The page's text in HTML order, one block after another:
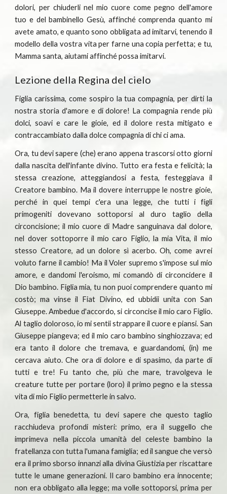
dolori, per chiuderli nel mio cuore come pegno dell'amore
tuo e del bambinello Gesù, affinché comprenda quanto mi
avete amato, e quanto sono obbligata ad imitarvi, tenendo il
modello della vostra vita per farne una copia perfetta; e tu,
Mamma santa, aiutami affinché possa imitarvi.
Lezione della Regina del cielo
Figlia carissima, come sospiro la tua compagnia, per dirti la
nostra storia d'amore e di dolore! La compagnia rende più
dolci, soavi e care le gioie, ed il dolore resta mitigato e
contraccambiato dalla dolce compagnia di chi ci ama.
Ora, tu devi sapere (che) erano appena trascorsi otto giorni
dalla nascita dell'infante divino. Tutto era festa e felicità; la
stessa creazione, atteggiandosi a festa, festeggiava il
Creatore bambino. Ma il dovere interruppe le nostre gioie,
perché in quei tempi c'era una legge, che tutti i figli
primogeniti dovevano sottoporsi al duro taglio della
circoncisione; il mio cuore di Madre sanguinava dal dolore,
nel dover sottoporre il mio caro Figlio, la mia Vita, il mio
stesso Creatore, ad un dolore sì acerbo. Oh, come avrei
voluto farne il cambio! Ma il Voler supremo s'impose sul mio
amore, e dandomi l'eroismo, mi comandò di circoncidere il
Dio bambino. Figlia mia, tu non puoi comprendere quanto mi
costò; ma vinse il Fiat Divino, ed ubbidii unita con San
Giuseppe. Ambedue d'accordo, si circoncise il mio caro Figlio.
Al taglio doloroso, io mi sentii strappare il cuore e piansi. San
Giuseppe piangeva; ed il mio caro bambino singhiozzava; ed
era tanto il dolore che tremava, e guardandomi, (in) me
cercava aiuto. Che ora di dolore e di spasimo, da parte di
tutti e tre! Fu tanto che, più che mare, travolgeva le
creature tutte per portare (loro) il primo pegno e la stessa
vita di mio Figlio permetterle in salvo.
Ora, figlia benedetta, tu devi sapere che questo taglio
racchiudeva profondi misteri: primo, era il suggello che
imprimeva nella piccola umanità del celeste bambino la
fratellanza con tutta l'umana famiglia; ed il sangue che versò
era il primo sborso innanzi alla divina Giustizia per riscattare
tutte le umane generazioni. Il caro bambino era innocente;
non era obbligato alla legge; ma volle sottoporsi, prima per